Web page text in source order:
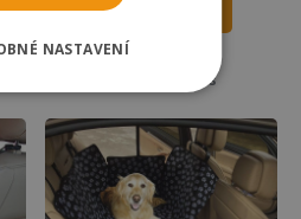
dnes
NASTAVENÍ